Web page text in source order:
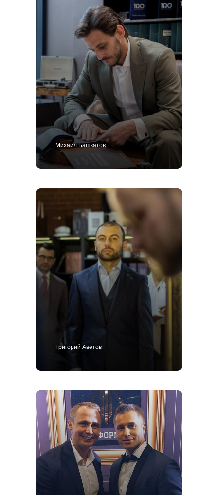
Михаил Башкатов
Григорий Аветов
Позвоните мне
Мужской гардероб
Смокинг
Сорочки
Bespoke
Блог
Пиджак
Брюки
MTM
Контакты
Костюм
Пальто
Каталог